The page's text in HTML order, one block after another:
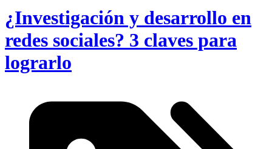
¿Investigación y desarrollo en
redes sociales? 3 claves para
lograrlo